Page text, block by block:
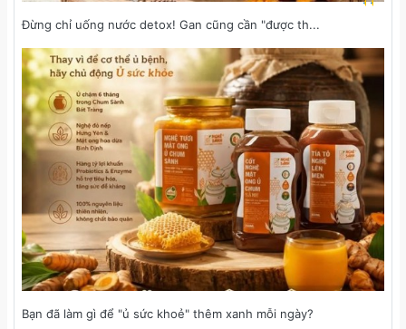
Đừng chỉ uống nước detox! Gan cũng cần "được th...
Bạn đã làm gì để "ủ sức khoẻ" thêm xanh mỗi ngày?